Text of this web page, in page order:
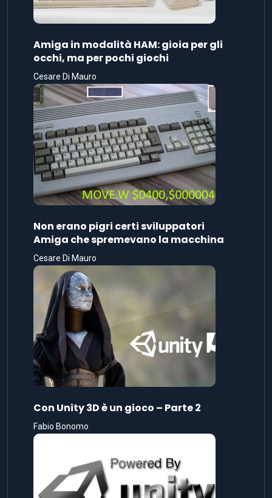
Amiga in modalità HAM: gioia per gli
occhi, ma per pochi giochi
Cesare Di Mauro
Non erano pigri certi sviluppatori
Amiga che spremevano la macchina
Cesare Di Mauro
Con Unity 3D è un gioco – Parte 2
Fabio Bonomo